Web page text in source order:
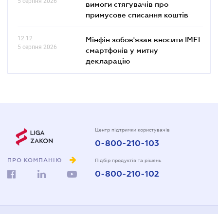
вимоги стягувачів про
примусове списання коштів
12.12
5 серпня 2026
Мінфін зобов'язав вносити IMEI
смартфонів у митну
декларацію
ПРО КОМПАНІЮ
Центр підтримки користувачів
0-800-210-103
Підбір продуктів та рішень
0-800-210-102